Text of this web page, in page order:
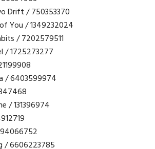
Drift / 750353370
You / 1349232024
/ 7202579511
/ 1725273277
/ 6403599974
/ 131396974
/ 6606223785